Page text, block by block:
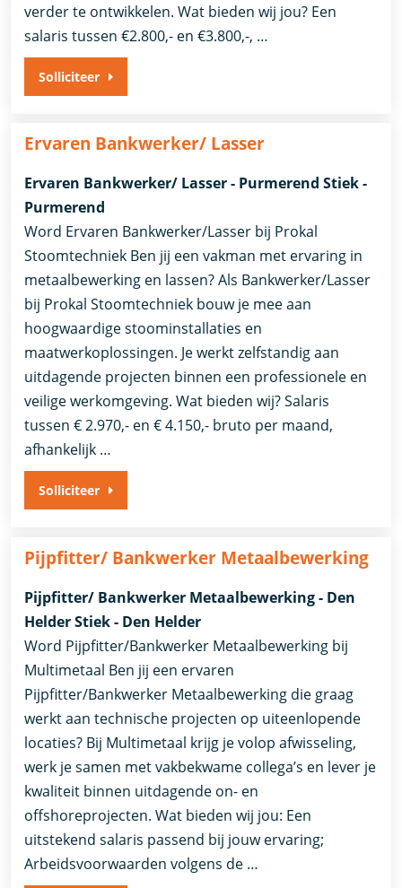
verder te ontwikkelen. Wat bieden wij jou? Een
salaris tussen €2.800,- en €3.800,-, …
Solliciteer
Ervaren Bankwerker/ Lasser
Ervaren Bankwerker/ Lasser - Purmerend Stiek -
Purmerend
Word Ervaren Bankwerker/Lasser bij Prokal
Stoomtechniek Ben jij een vakman met ervaring in
metaalbewerking en lassen? Als Bankwerker/Lasser
bij Prokal Stoomtechniek bouw je mee aan
hoogwaardige stoominstallaties en
maatwerkoplossingen. Je werkt zelfstandig aan
uitdagende projecten binnen een professionele en
veilige werkomgeving. Wat bieden wij? Salaris
tussen € 2.970,- en € 4.150,- bruto per maand,
afhankelijk …
Solliciteer
Pijpfitter/ Bankwerker Metaalbewerking
Pijpfitter/ Bankwerker Metaalbewerking - Den
Helder Stiek - Den Helder
Word Pijpfitter/Bankwerker Metaalbewerking bij
Multimetaal Ben jij een ervaren
Pijpfitter/Bankwerker Metaalbewerking die graag
werkt aan technische projecten op uiteenlopende
locaties? Bij Multimetaal krijg je volop afwisseling,
werk je samen met vakbekwame collega’s en lever je
kwaliteit binnen uitdagende on- en
offshoreprojecten. Wat bieden wij jou: Een
uitstekend salaris passend bij jouw ervaring;
Arbeidsvoorwaarden volgens de …